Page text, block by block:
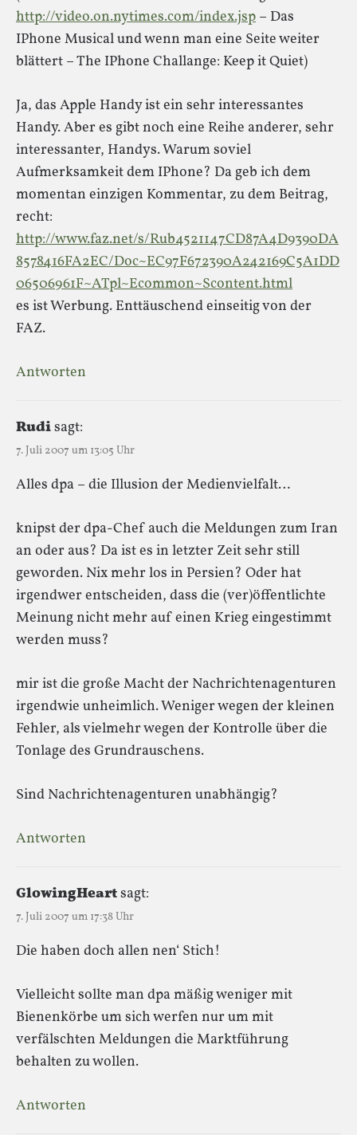
http://video.on.nytimes.com/index.jsp – Das
IPhone Musical und wenn man eine Seite weiter
blättert – The IPhone Challange: Keep it Quiet)
Ja, das Apple Handy ist ein sehr interessantes
Handy. Aber es gibt noch eine Reihe anderer, sehr
interessanter, Handys. Warum soviel
Aufmerksamkeit dem IPhone? Da geb ich dem
momentan einzigen Kommentar, zu dem Beitrag,
recht:
http://www.faz.net/s/Rub4521147CD87A4D9390DA
8578416FA2EC/Doc~EC97F672390A242169C5A1DD
06506961F~ATpl~Ecommon~Scontent.html
es ist Werbung. Enttäuschend einseitig von der
FAZ.
Antworten
Rudisagt:
7. Juli 2007 um 13:05 Uhr
Alles dpa – die Illusion der Medienvielfalt…
knipst der dpa-Chef auch die Meldungen zum Iran
an oder aus? Da ist es in letzter Zeit sehr still
geworden. Nix mehr los in Persien? Oder hat
irgendwer entscheiden, dass die (ver)öffentlichte
Meinung nicht mehr auf einen Krieg eingestimmt
werden muss?
mir ist die große Macht der Nachrichtenagenturen
irgendwie unheimlich. Weniger wegen der kleinen
Fehler, als vielmehr wegen der Kontrolle über die
Tonlage des Grundrauschens.
Sind Nachrichtenagenturen unabhängig?
Antworten
GlowingHeartsagt:
7. Juli 2007 um 17:38 Uhr
Die haben doch allen nen‘ Stich!
Vielleicht sollte man dpa mäßig weniger mit
Bienenkörbe um sich werfen nur um mit
verfälschten Meldungen die Marktführung
behalten zu wollen.
Antworten